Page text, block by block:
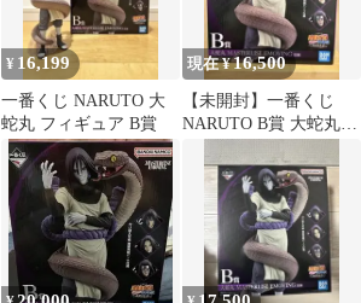
¥ 16,199
一番くじ NARUTO 大
蛇丸 フィギュア B賞
現在 ¥16,500
【未開封】一番くじ
NARUTO B賞 大蛇丸
Orochimaru